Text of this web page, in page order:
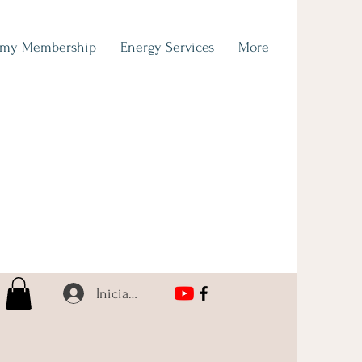
Membership Energy Services More
Iniciar sesión